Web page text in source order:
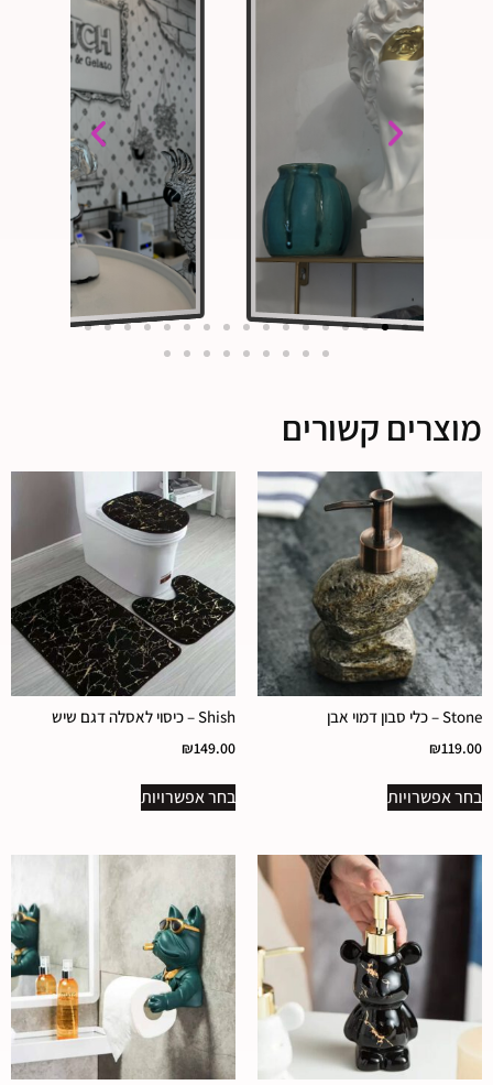
מוצרים קשורים
Stone – כלי סבון דמוי אבן
₪119.00
בחר אפשרויות
Shish – כיסוי לאסלה דגם שיש
₪149.00
בחר אפשרויות